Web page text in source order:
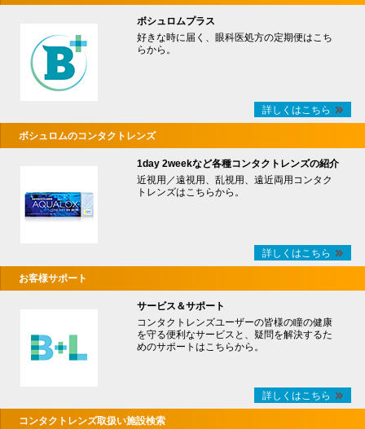
ボシュロムプラス
好きな時に届く、眼科医処方の定期便はこち
らから。
詳しくはこちら
ボシュロムのコンタクトレンズ
1day 2weekなど各種コンタクトレンズの紹介
近視用／遠視用、乱視用、遠近両用コンタク
トレンズはこちらから。
詳しくはこちら
お客様サポート
サービス＆サポート
コンタクトレンズユーザーの皆様の瞳の健康
を守る便利なサービスと、疑問を解決するた
めのサポートはこちらから。
詳しくはこちら
コンタクトレンズ取扱い施設検索